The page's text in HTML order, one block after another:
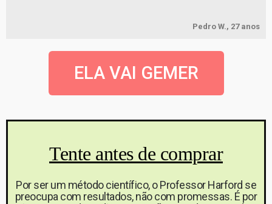
Pedro W., 27 anos
ELA VAI GEMER
Tente antes de comprar
Por ser um método científico, o Professor Harford se
preocupa com resultados, não com promessas. É por